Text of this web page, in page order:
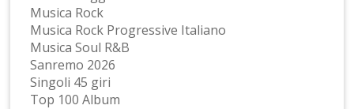
Musica Rock
Musica Rock Progressive Italiano
Musica Soul R&B
Sanremo 2026
Singoli 45 giri
Top 100 Album